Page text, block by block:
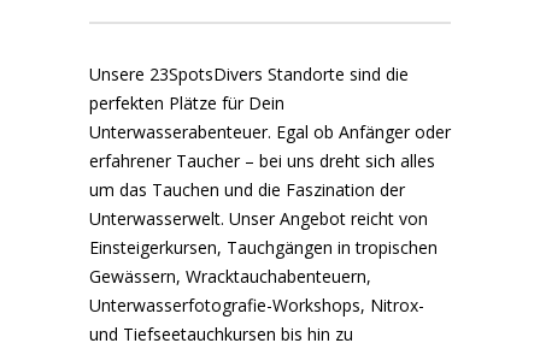
Unsere 23SpotsDivers Standorte sind die
perfekten Plätze für Dein
Unterwasserabenteuer. Egal ob Anfänger oder
erfahrener Taucher – bei uns dreht sich alles
um das Tauchen und die Faszination der
Unterwasserwelt. Unser Angebot reicht von
Einsteigerkursen, Tauchgängen in tropischen
Gewässern, Wracktauchabenteuern,
Unterwasserfotografie-Workshops, Nitrox-
und Tiefseetauchkursen bis hin zu